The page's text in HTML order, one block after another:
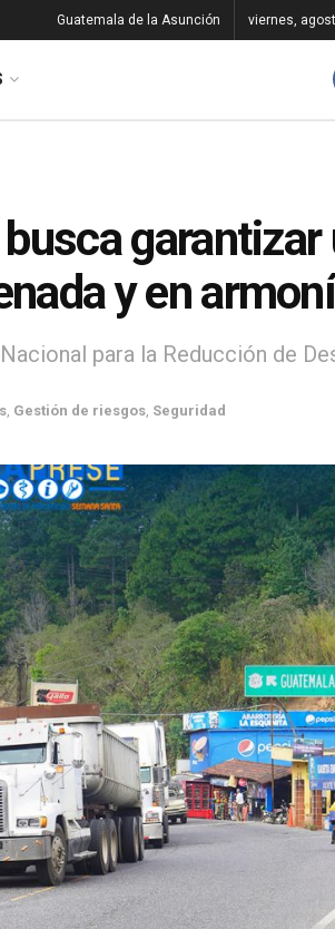
Guatemala de la Asunción viernes,
garantizar
y en
para la Reducción de
Gestión de riesgos Seguridad